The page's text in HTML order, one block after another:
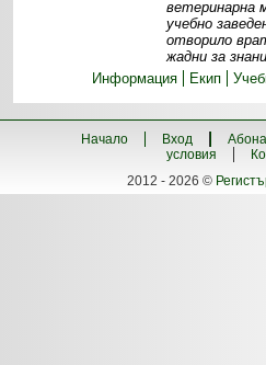
ветеринарна
учебно
отворило
жадни за
Информация
Екип
Начало Вход
условия
2012 - 2026 ©